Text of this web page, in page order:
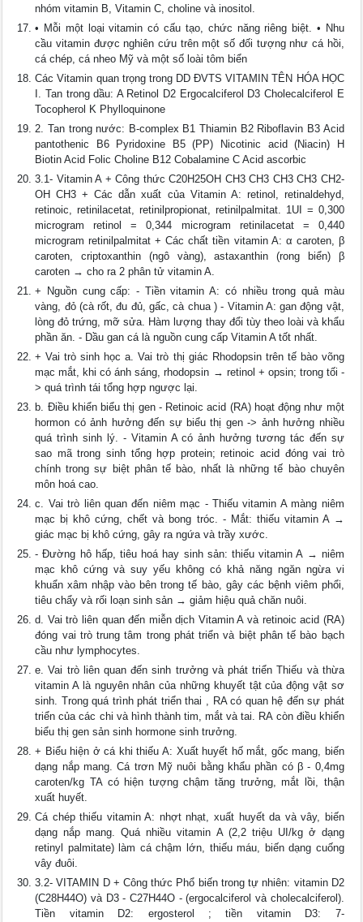
nhóm vitamin B, Vitamin C, choline và inositol.
• Mỗi một loại vitamin có cấu tạo, chức năng riêng biệt. • Nhu
cầu vitamin được nghiên cứu trên một số đối tượng như cá hồi,
cá chép, cá nheo Mỹ và một số loài tôm biển
Các Vitamin quan trọng trong DD ĐVTS VITAMIN TÊN HÓA HỌC
I. Tan trong dầu: A Retinol D2 Ergocalciferol D3 Cholecalciferol E
Tocopherol K Phylloquinone
2. Tan trong nước: B-complex B1 Thiamin B2 Riboflavin B3 Acid
pantothenic B6 Pyridoxine B5 (PP) Nicotinic acid (Niacin) H
Biotin Acid Folic Choline B12 Cobalamine C Acid ascorbic
3.1- Vitamin A + Công thức C20H25OH CH3 CH3 CH3 CH3 CH2-
OH CH3 + Các dẫn xuất của Vitamin A: retinol, retinaldehyd,
retinoic, retinilacetat, retinilpropionat, retinilpalmitat. 1UI = 0,300
microgram retinol = 0,344 microgram retinilacetat = 0,440
microgram retinilpalmitat + Các chất tiền vitamin A: α caroten, β
caroten, criptoxanthin (ngô vàng), astaxanthin (rong biển) β
caroten → cho ra 2 phân tử vitamin A.
+ Nguồn cung cấp: - Tiền vitamin A: có nhiều trong quả màu
vàng, đỏ (cà rốt, đu đủ, gấc, cà chua ) - Vitamin A: gan động vật,
lòng đỏ trứng, mỡ sửa. Hàm lượng thay đổi tùy theo loài và khẩu
phần ăn. - Dầu gan cá là nguồn cung cấp Vitamin A tốt nhất.
+ Vai trò sinh học a. Vai trò thị giác Rhodopsin trên tế bào võng
mạc mắt, khi có ánh sáng, rhodopsin → retinol + opsin; trong tối -
> quá trình tái tổng hợp ngược lại.
b. Điều khiển biểu thị gen - Retinoic acid (RA) hoạt động như một
hormon có ảnh hưởng đến sự biểu thị gen -> ảnh hưởng nhiều
quá trình sinh lý. - Vitamin A có ảnh hưởng tương tác đến sự
sao mã trong sinh tổng hợp protein; retinoic acid đóng vai trò
chính trong sự biệt phân tế bào, nhất là những tế bào chuyên
môn hoá cao.
c. Vai trò liên quan đến niêm mạc - Thiếu vitamin A màng niêm
mạc bị khô cứng, chết và bong tróc. - Mắt: thiếu vitamin A →
giác mạc bị khô cứng, gây ra ngứa và trầy xước.
- Đường hô hấp, tiêu hoá hay sinh sản: thiếu vitamin A → niêm
mạc khô cứng và suy yếu không có khả năng ngăn ngừa vi
khuẩn xâm nhập vào bên trong tế bào, gây các bệnh viêm phổi,
tiêu chẩy và rối loạn sinh sản → giảm hiệu quả chăn nuôi.
d. Vai trò liên quan đến miễn dịch Vitamin A và retinoic acid (RA)
đóng vai trò trung tâm trong phát triển và biệt phân tế bào bạch
cầu như lymphocytes.
e. Vai trò liên quan đến sinh trưởng và phát triển Thiếu và thừa
vitamin A là nguyên nhân của những khuyết tật của động vật sơ
sinh. Trong quá trình phát triển thai , RA có quan hệ đến sự phát
triển của các chi và hình thành tim, mắt và tai. RA còn điều khiển
biểu thị gen sản sinh hormone sinh trưởng.
+ Biểu hiện ở cá khi thiếu A: Xuất huyết hố mắt, gốc mang, biến
dạng nắp mang. Cá trơn Mỹ nuôi bằng khẩu phần có β - 0,4mg
caroten/kg TA có hiện tượng chậm tăng trưởng, mắt lồi, thận
xuất huyết.
Cá chép thiếu vitamin A: nhợt nhạt, xuất huyết da và vây, biến
dạng nắp mang. Quá nhiều vitamin A (2,2 triệu UI/kg ở dạng
retinyl palmitate) làm cá chậm lớn, thiếu máu, biến dạng cuống
vây đuôi.
3.2- VITAMIN D + Công thức Phổ biến trong tự nhiên: vitamin D2
(C28H44O) và D3 - C27H44O - (ergocalciferol và cholecalciferol).
Tiền vitamin D2: ergosterol ; tiền vitamin D3: 7-